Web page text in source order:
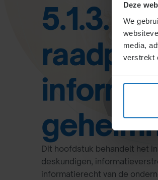
Deze
We
media,
verstrekt
5.1.3.
Dit hoofdstuk behandelt het
deskundigen,
informatierecht van de